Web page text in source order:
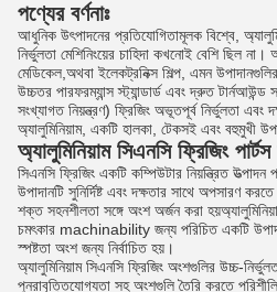
পণ্যের বর্ণনাঃ
আধুনিক উৎপাদনের প্রতিযোগিতামূলক বিশ্বে,
নির্ভুলতা মেশিনিংয়ের চাহিদা কখনোই বেশি ছিল
মেডিকেল,অথবা ইলেকট্রনিক্স শিল্প, এমন
উচ্চতর পারফরম্যান্স স্ট্যান্ডার্ড এবং দ্রুত
সংখ্যাগত নিয়ন্ত্রণ) ফ্রিজিং অভূতপূর্ব নির্ভুলতা এবং
অ্যালুমিনিয়াম, একটি হালকা, টেকসই এবং বহুমুখী
অ্যালুমিনিয়াম সিএনসি ফ্রিজিং
সিএনসি ফ্রিজিং একটি কম্পিউটার নিয়ন্ত্রিত উত্পাদন
উপাদানটি সুনির্দিষ্ট এবং দক্ষতার সাথে অপসারণ
শক্ত সহনশীলতা সঙ্গে অংশ অর্জন করা
চমৎকার machinability জন্য পরিচিত একটি
স্পষ্টতা অংশ জন্য নির্বাচিত হয়।
অ্যালুমিনিয়াম সিএনসি ফ্রিজিং অংশগুলির উচ্চ-
পুনরাবৃত্তিযোগ্যতা সহ অংশগুলি তৈরি করতে